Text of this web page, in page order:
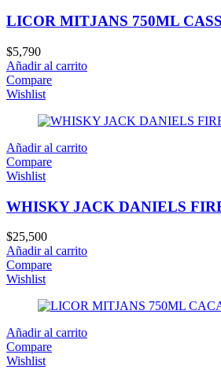
LICOR MITJANS 750ML
$5,790
Añadir al carrito
Compare
Wishlist
Añadir al carrito
Compare
Wishlist
WHISKY JACK DANIELS
$25,500
Añadir al carrito
Compare
Wishlist
Añadir al carrito
Compare
Wishlist